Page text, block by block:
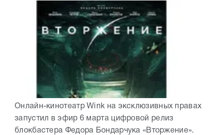
Онлайн-кинотеатр Wink на эксклюзивных правах
запустил в эфир 6 марта цифровой релиз
блокбастера Федора Бондарчука «Вторжение».